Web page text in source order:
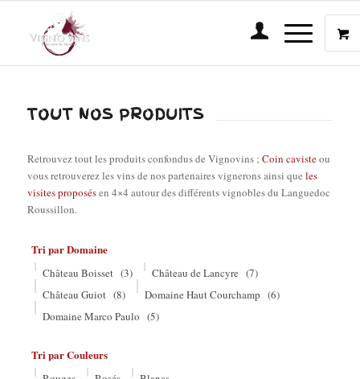
TOUT NOS PRODUITS
Retrouvez tout les produits confondus de Vignovins ; Coin cavisteou
vous retrouverez les vins de nos partenaires vignerons ainsi que les
visites proposésen 4×4 autour des différents vignobles du Languedoc
Roussillon.
Tri par Domaine
Château Boisset (3) Château de Lancyre (7)
Château Guiot (8) Domaine Haut Courchamp (6)
Domaine Marco Paulo (5)
Tri par Couleurs